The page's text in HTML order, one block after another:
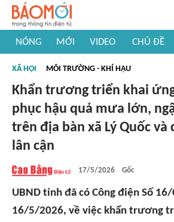
NÓNG MỚI VIDEO CHỦ ĐỀ
#Khám phá thế giới
XÃ HỘI MÔI TRƯỜNG - KHÍ HẬU
Khẩn trương triển khai
phục hậu quả mưa lớn,
trên địa bàn xã Lý Quốc và
lân cận
17/5/2026 Gốc
UBND tỉnh đã có Công điện Số
16/5/2026, về việc khẩn trương